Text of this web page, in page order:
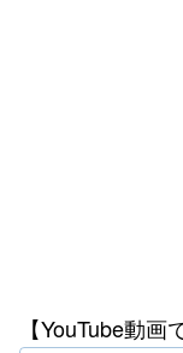
【YouTube動画